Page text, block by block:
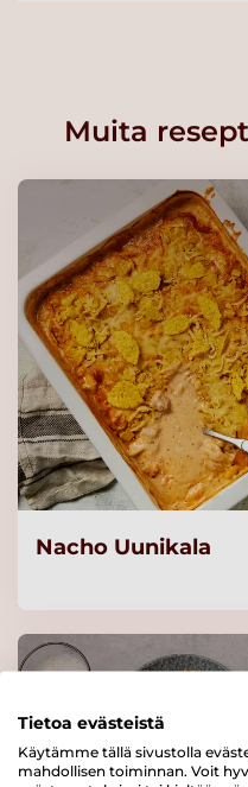
Valio
Lue
255 /
Lue
5,1 kg
Lue lisää
5,1 kg
Valio
Muita
Nacho Uunikala
Tietoa evästeistä
Käytämme tällä sivustolla
mahdollisen toiminnan. Voit